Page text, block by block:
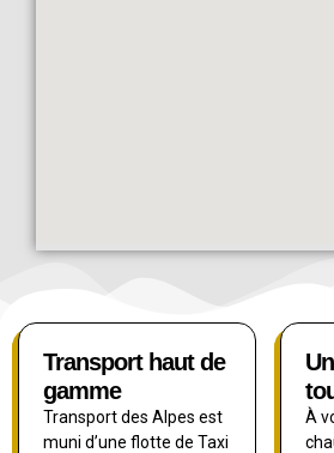
Transport haut de
gamme
Transport des Alpes est
muni d’une flotte de Taxi
À